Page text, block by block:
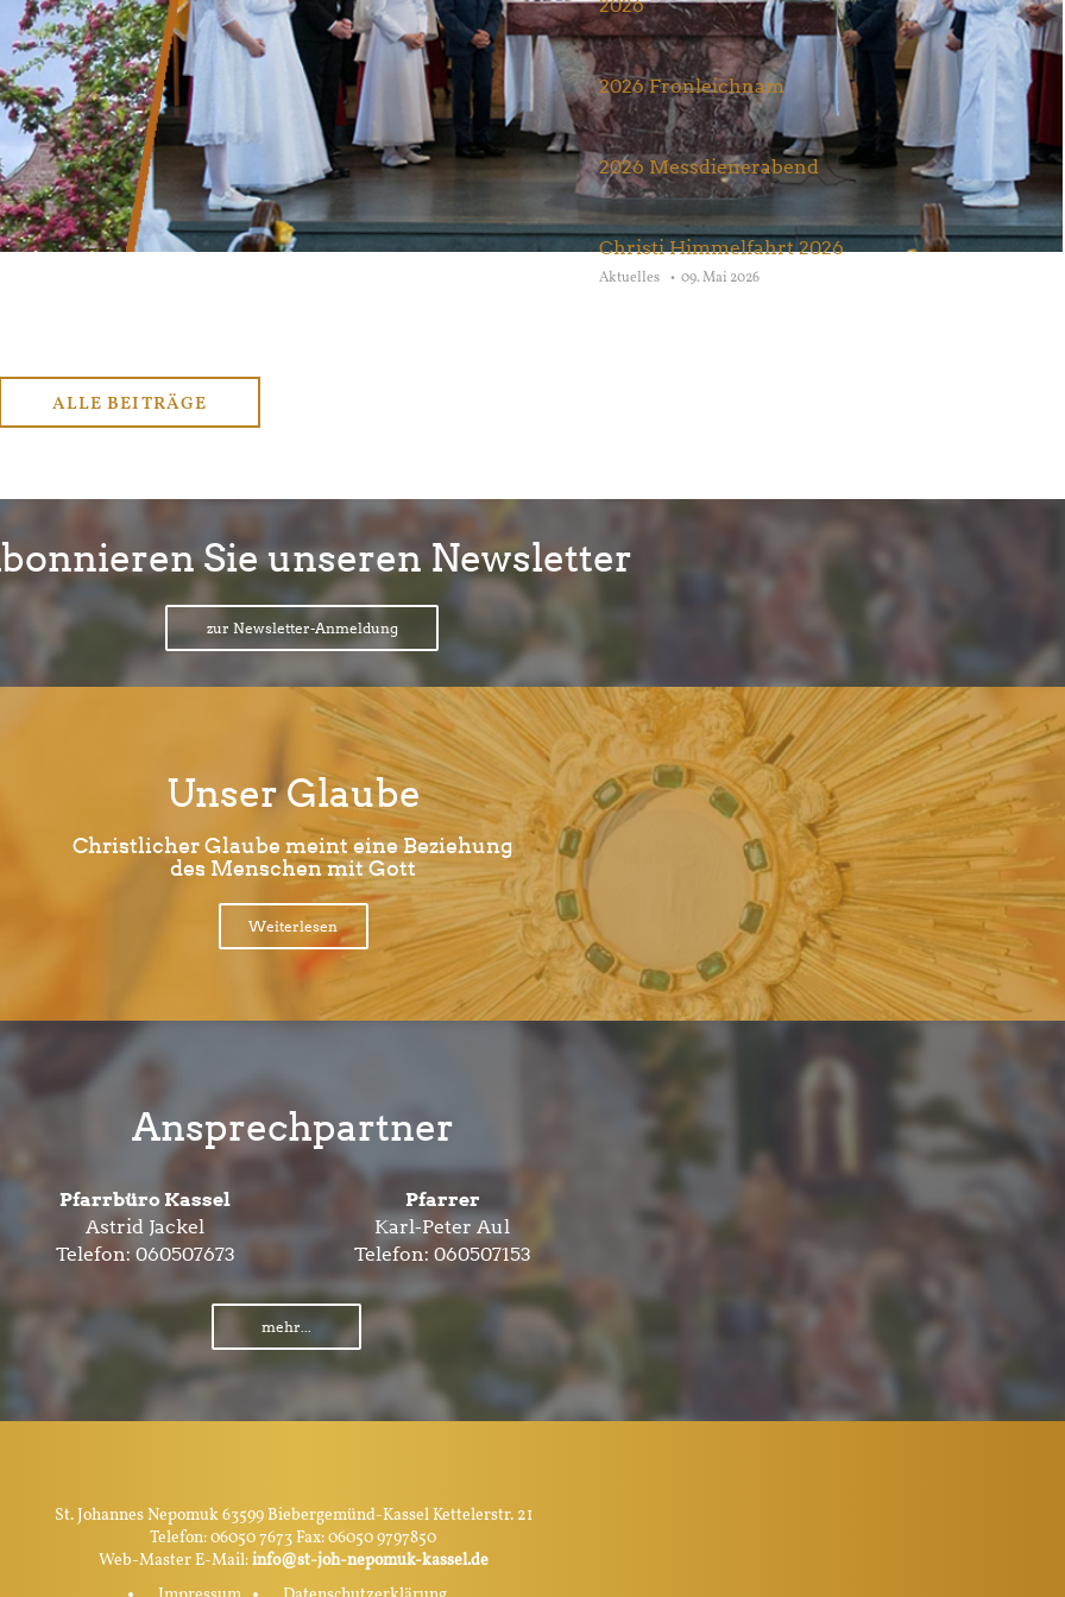
2026
Aktuelles 27. Juni 2026
2026 Fronleichnam
Aktuelles 07. Juni 2026
2026 Messdienerabend
Aktuelles 22. Mai 2026
Christi Himmelfahrt 2026
Aktuelles 09. Mai 2026
ALLE BEITRÄGE
Sie unseren Newsletter
zur Newsletter-Anmeldung
Unser Glaube
Christlicher Glaube meint eine Beziehung
des Menschen mit Gott
Weiterlesen
Ansprechpartner
Pfarrbüro Kassel
Astrid Jackel
Telefon: 060507673
Pfarrer
Karl-Peter Aul
Telefon: 060507153
mehr...
St. Johannes Nepomuk 63599 Biebergemünd-Kassel Kettelerstr. 21
Telefon: 06050 7673 Fax: 06050 9797850
Web-Master E-Mail:info@st-joh-nepomuk-kassel.de